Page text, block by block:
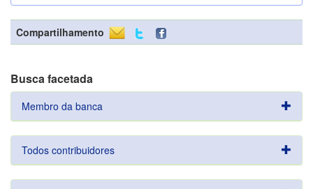
Compartilhamento
Busca facetada
Membro da banca
Todos contribuidores